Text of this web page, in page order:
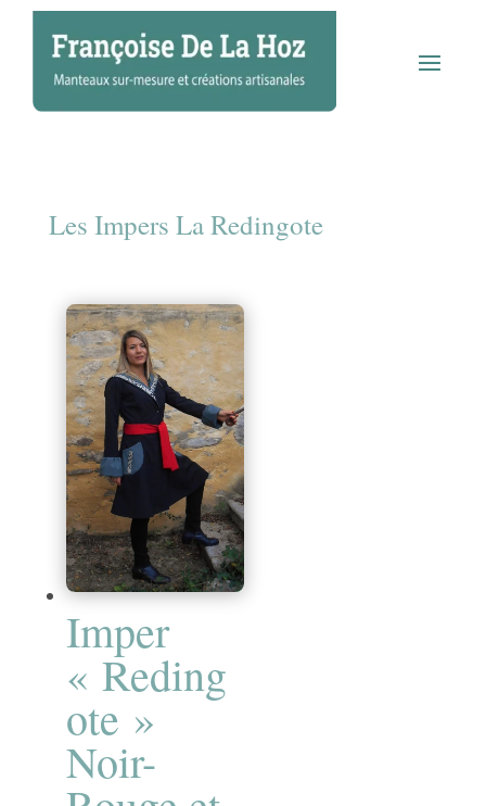
Les Impers La Redingote
Imper
« Reding
ote »
Noir-